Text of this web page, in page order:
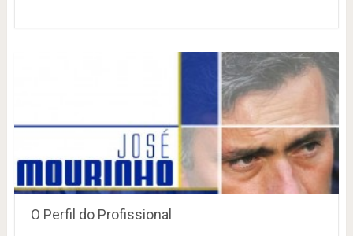
O Perfil do Profissional